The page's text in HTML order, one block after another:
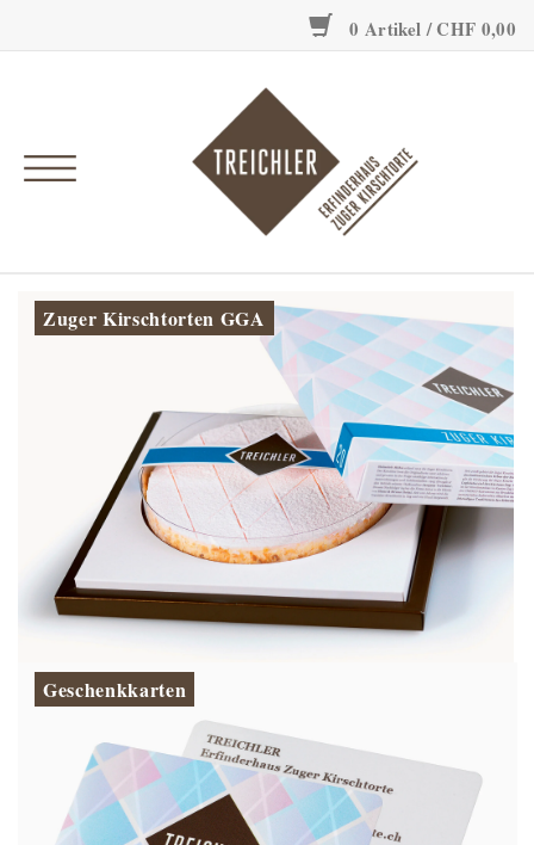
0 Artikel / CHF 0,00
Einzigartig
Zuger Kirschtorten GGA
Geschenkkarten